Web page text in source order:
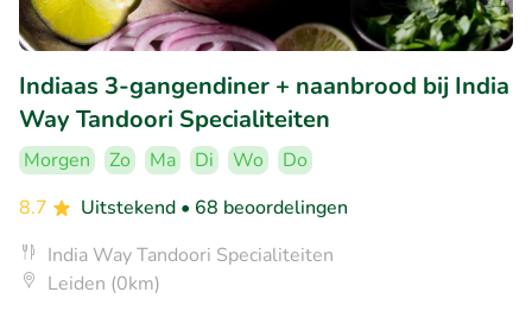
Indiaas 3-gangendiner + naanbrood bij India
Way Tandoori Specialiteiten
Morgen Zo Ma Di Wo
Do
8.7
Uitstekend • 68 beoordelingen
India Way Tandoori Specialiteiten
Leiden (0km)